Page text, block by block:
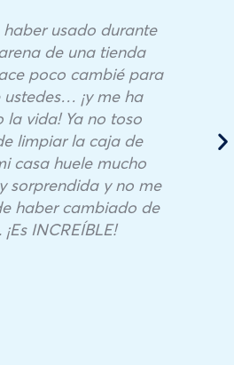
haber usado durante
de una tienda
poco cambié para
ustedes… ¡y me ha
la vida! Ya no toso
limpiar la caja de
casa huele mucho
sorprendida y no me
haber cambiado de
INCREÍBLE!